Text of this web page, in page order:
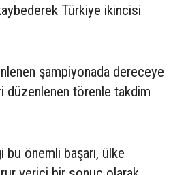
Türkiye ikincisi
şampiyonada dereceye
düzenlenen törenle takdim
bu önemli başarı, ülke